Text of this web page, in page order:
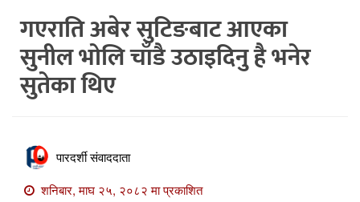
प्रमुख
खबर
समाचार
खाेज
माडी
खबर
गएराति अबेर सुटिङबाट आएका
सुनील भोलि चाँडै उठाइदिनु है भनेर
सुतेका थिए
पारदर्शी संवाददाता
शनिबार, माघ २५, २०८२ मा प्रकाशित